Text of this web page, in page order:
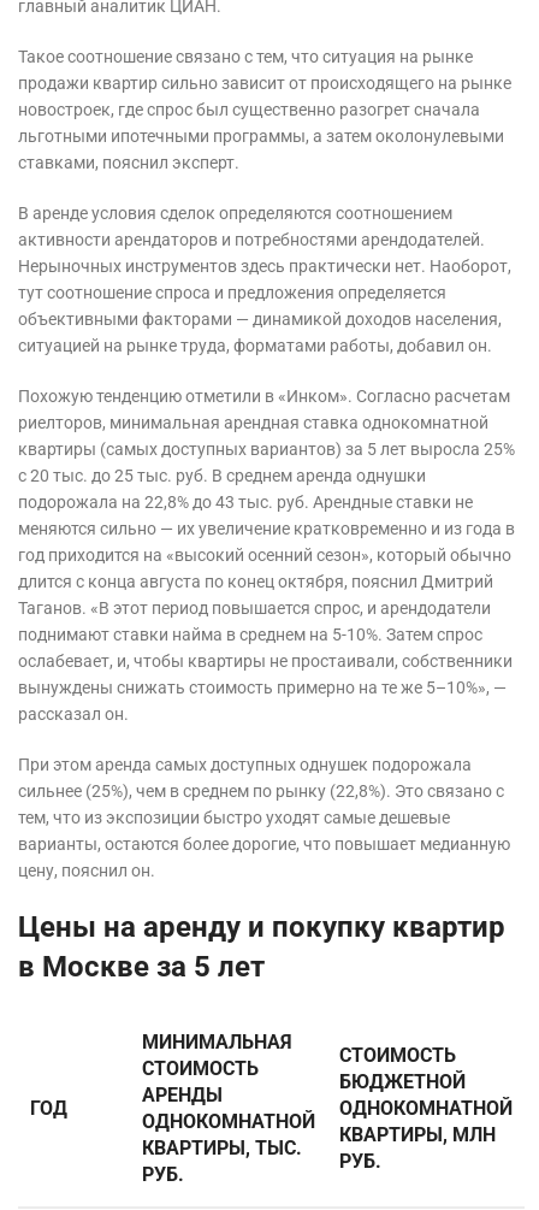
главный аналитик ЦИАН.
Такое соотношение связано с тем, что ситуация на рынке
продажи квартир сильно зависит от происходящего на рынке
новостроек, где спрос был существенно разогрет сначала
льготными ипотечными программы, а затем околонулевыми
ставками, пояснил эксперт.
В аренде условия сделок определяются соотношением
активности арендаторов и потребностями арендодателей.
Нерыночных инструментов здесь практически нет. Наоборот,
тут соотношение спроса и предложения определяется
объективными факторами — динамикой доходов населения,
ситуацией на рынке труда, форматами работы, добавил он.
Похожую тенденцию отметили в «Инком». Согласно расчетам
риелторов, минимальная арендная ставка однокомнатной
квартиры (самых доступных вариантов) за 5 лет выросла 25%
с 20 тыс. до 25 тыс. руб. В среднем аренда однушки
подорожала на 22,8% до 43 тыс. руб. Арендные ставки не
меняются сильно — их увеличение кратковременно и из года в
год приходится на «высокий осенний сезон», который обычно
длится с конца августа по конец октября, пояснил Дмитрий
Таганов. «В этот период повышается спрос, и арендодатели
поднимают ставки найма в среднем на 5-10%. Затем спрос
ослабевает, и, чтобы квартиры не простаивали, собственники
вынуждены снижать стоимость примерно на те же 5–10%», —
рассказал он.
При этом аренда самых доступных однушек подорожала
сильнее (25%), чем в среднем по рынку (22,8%). Это связано с
тем, что из экспозиции быстро уходят самые дешевые
варианты, остаются более дорогие, что повышает медианную
цену, пояснил он.
Цены на аренду и покупку квартир
в Москве за 5 лет
ГОД
МИНИМАЛЬНАЯ
СТОИМОСТЬ
АРЕНДЫ
ОДНОКОМНАТНОЙ
КВАРТИРЫ, ТЫС.
РУБ.
СТОИМОСТЬ
БЮДЖЕТНОЙ
ОДНОКОМНАТНОЙ
КВАРТИРЫ, МЛН
РУБ.